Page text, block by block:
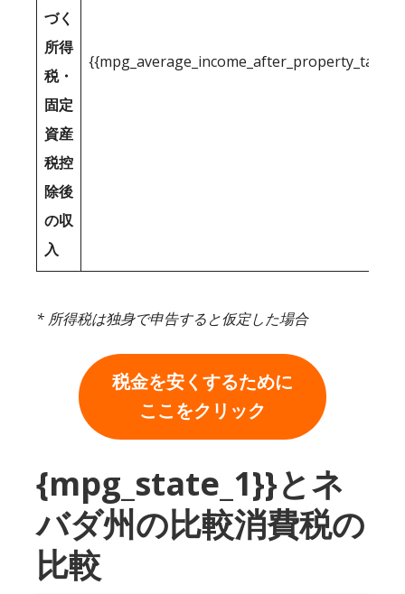
づく
所得
税・
固定
資産
税控
除後
の収
入
* 所得税は独身で申告すると仮定した場合
税金を安くするために
ここをクリック
{mpg_state_1}}とネ
バダ州の比較消費税の
比較